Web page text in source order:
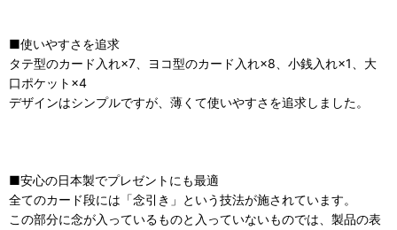
■使いやすさを追求
タテ型のカード入れ×7、ヨコ型のカード入れ×8、小銭入れ×1、大
口ポケット×4
デザインはシンプルですが、薄くて使いやすさを追求しました。
■安心の日本製でプレゼントにも最適
全てのカード段には「念引き」という技法が施されています。
この部分に念が入っているものと入っていないものでは、製品の表